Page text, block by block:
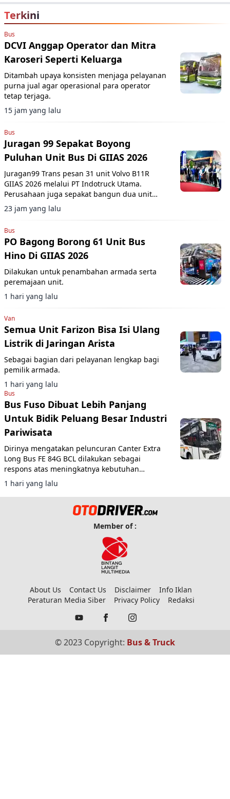
Terkini
Bus
DCVI Anggap Operator dan Mitra
Karoseri Seperti Keluarga
Ditambah upaya konsisten menjaga pelayanan
purna jual agar operasional para operator
tetap terjaga.
15 jam yang lalu
Bus
Juragan 99 Sepakat Boyong
Puluhan Unit Bus Di GIIAS 2026
Juragan99 Trans pesan 31 unit Volvo B11R
GIIAS 2026 melalui PT Indotruck Utama.
Perusahaan juga sepakat bangun dua unit
double decker berbasis sasis Scania K450CB
untuk layanan AKAP premium.
23 jam yang lalu
Bus
PO Bagong Borong 61 Unit Bus
Hino Di GIIAS 2026
Dilakukan untuk penambahan armada serta
peremajaan unit.
1 hari yang lalu
Van
Semua Unit Farizon Bisa Isi Ulang
Listrik di Jaringan Arista
Sebagai bagian dari pelayanan lengkap bagi
pemilik armada.
1 hari yang lalu
Bus
Bus Fuso Dibuat Lebih Panjang
Untuk Bidik Peluang Besar Industri
Pariwisata
Dirinya mengatakan peluncuran Canter Extra
Long Bus FE 84G BCL dilakukan sebagai
respons atas meningkatnya kebutuhan
transportasi wisata sekaligus mengikuti
regulasi pemerintah yang terus berkembang.
1 hari yang lalu
Member of :
About Us Contact Us Disclaimer
Info Iklan
Peraturan Media Siber
Privacy Policy Redaksi
© 2023 Copyright: Bus & Truck